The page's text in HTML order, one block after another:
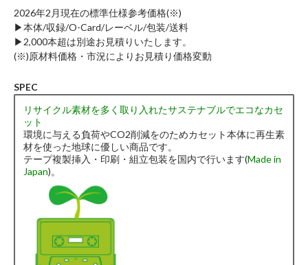
2026年2月現在の標準仕様参考価格(※)
▶︎本体/収録/O-Card/レーベル/包装/送料
▶︎2,000本超は別途お見積りいたします。
(※)原材料価格・市況によりお見積り価格変動
SPEC
リサイクル素材を多く取り入れたサステナブルでエコなカセ
ット
環境に与える負荷やCO2削減をのためカセット本体に再生素
材を使った地球に優しい商品です。
テープ複製挿入・印刷・組立包装を国内で行います(Made in
Japan)。